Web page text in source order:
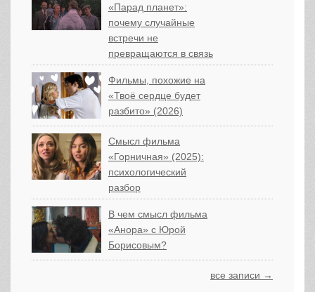
«Парад планет»:
почему случайные
встречи не
превращаются в связь
Фильмы, похожие на
«Твоё сердце будет
разбито» (2026)
Смысл фильма
«Горничная» (2025):
психологический
разбор
В чем смысл фильма
«Анора» с Юрой
Борисовым?
все записи →